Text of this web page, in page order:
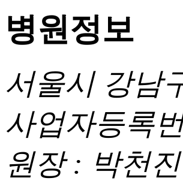
병원정보
서울시 강남
사업자등록
원장 : 박천